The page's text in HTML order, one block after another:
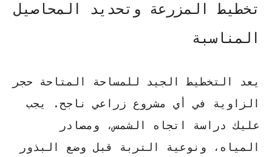
تخطيط المزرعة وتحديد المحاصيل
المناسبة
يعد التخطيط الجيد للمساحة المتاحة حجر
الزاوية في أي مشروع زراعي ناجح. يجب
عليك دراسة اتجاه الشمس، ومصادر
المياه، ونوعية التربة قبل وضع البذور